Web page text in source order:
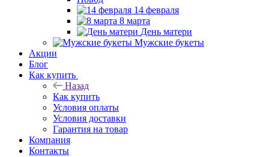
14 февраля
8 марта
День матери
Мужские букеты
Акции
Блог
Как купить
Назад
Как купить
Условия оплаты
Условия доставки
Гарантия на товар
Компания
Контакты